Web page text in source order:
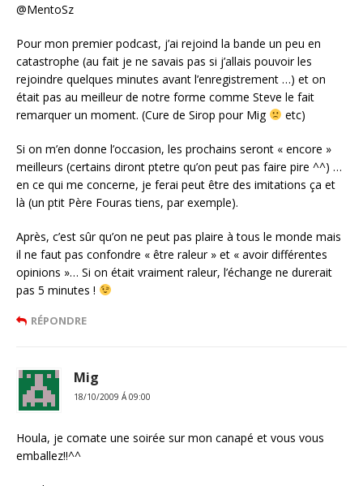
@MentoSz
Pour mon premier podcast, j’ai rejoind la bande un peu en
catastrophe (au fait je ne savais pas si j’allais pouvoir les
rejoindre quelques minutes avant l’enregistrement …) et on
était pas au meilleur de notre forme comme Steve le fait
remarquer un moment. (Cure de Sirop pour Mig
etc)
Si on m’en donne l’occasion, les prochains seront « encore »
meilleurs (certains diront ptetre qu’on peut pas faire pire ^^) …
en ce qui me concerne, je ferai peut être des imitations ça et
là (un ptit Père Fouras tiens, par exemple).
Après, c’est sûr qu’on ne peut pas plaire à tous le monde mais
il ne faut pas confondre « être raleur » et « avoir différentes
opinions »… Si on était vraiment raleur, l’échange ne durerait
pas 5 minutes !
RÉPONDRE
Mig
18/10/2009 Á 09:00
Houla, je comate une soirée sur mon canapé et vous vous
emballez!!^^